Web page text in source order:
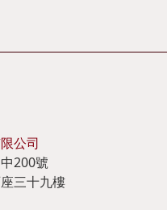
公司
200號
三十九樓